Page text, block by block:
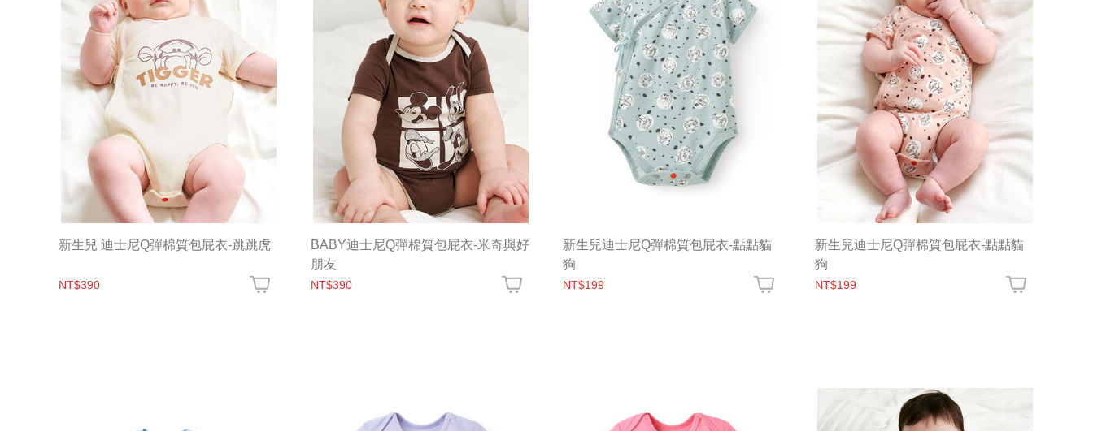
新生兒 迪士尼Q彈棉質包屁衣-跳跳虎
NT$390
BABY迪士尼Q彈棉質包屁衣-米奇與好
朋友
NT$390
新生兒迪士尼Q彈棉質包屁衣-點點貓
狗
NT$199
新生兒迪士尼Q彈棉質包屁衣-點點貓
狗
NT$199